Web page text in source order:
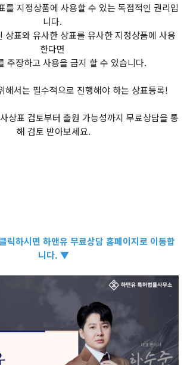
를 지정상품에 사용할 수 있는 독점적인 권리입
니다.
상표와 유사한 상표를 유사한 지정상품에 사용
한다면
주장하고 사용을 금지 할 수 있습니다.
해서는 필수적으로 진행해야 하는 상표등록!
상표 검토부터 출원 가능성까지 무료상담을 통
해 검토 받아보세요.
릭하시면 하앤유 무료상담 홈페이지로 이동합
니다. ▼